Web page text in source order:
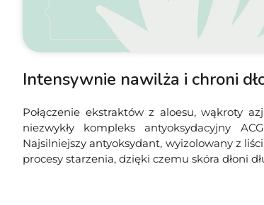
Intensywnie nawilża i chroni
Połączenie ekstraktów z aloesu, wąkroty
niezwykły kompleks antyoksydacyjny
Najsilniejszy antyoksydant, wyizolowany z
procesy starzenia, dzięki czemu skóra dłoni